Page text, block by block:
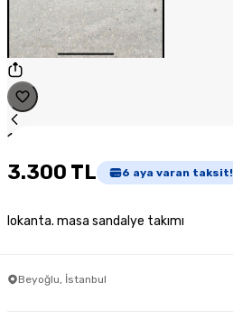
1
3.300 TL 6 aya varan taksit!
lokanta. masa sandalye takımı
Beyoğlu, İstanbul